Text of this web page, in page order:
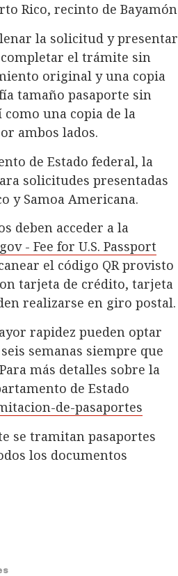
Rico, recinto de Bayamón
la solicitud y presentar
el trámite sin
original y una copia
tamaño pasaporte sin
una copia de la
ambos lados.
de Estado federal, la
solicitudes presentadas
y Samoa Americana.
deben acceder a la
- Fee for U.S. Passport
el código QR provisto
tarjeta de crédito, tarjeta
realizarse en giro postal.
rapidez pueden optar
semanas siempre que
más detalles sobre la
de Estado
de-pasaportes
se tramitan pasaportes
los documentos